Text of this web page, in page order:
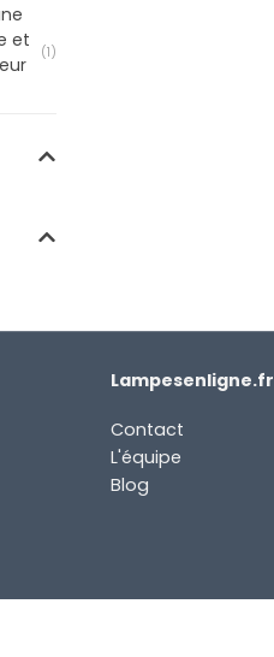
et
(1)
Lampesenligne.fr
Contact
L'équipe
Blog